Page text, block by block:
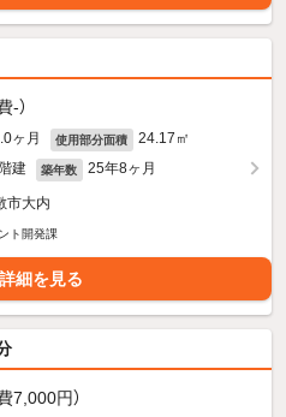
-）
ヶ月 使用部分面積 24.17㎡
建 築年数 25年8ヶ月
市大内
ト開発課
細を見る
7,000円）